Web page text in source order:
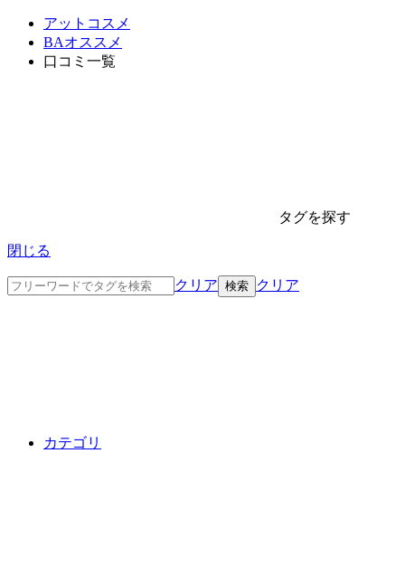
アットコスメ
BAオススメ
口コミ一覧
タグを探す
閉じる
クリア クリア
カテゴリ